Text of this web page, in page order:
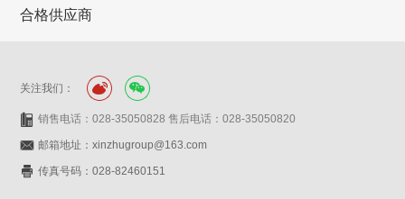
合格供应商
关注我们：
销售电话：028-35050828 售后电话：028-35050820
邮箱地址：xinzhugroup@163.com
传真号码：028-82460151